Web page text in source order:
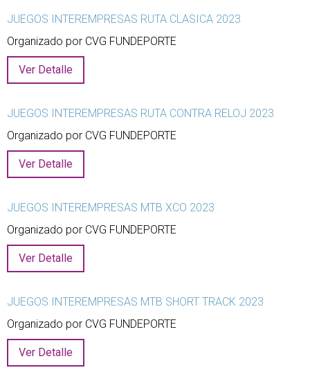
JUEGOS INTEREMPRESAS RUTA CLASICA 2023
Organizado por CVG FUNDEPORTE
Ver Detalle
JUEGOS INTEREMPRESAS RUTA CONTRA RELOJ 2023
Organizado por CVG FUNDEPORTE
Ver Detalle
JUEGOS INTEREMPRESAS MTB XCO 2023
Organizado por CVG FUNDEPORTE
Ver Detalle
JUEGOS INTEREMPRESAS MTB SHORT TRACK 2023
Organizado por CVG FUNDEPORTE
Ver Detalle